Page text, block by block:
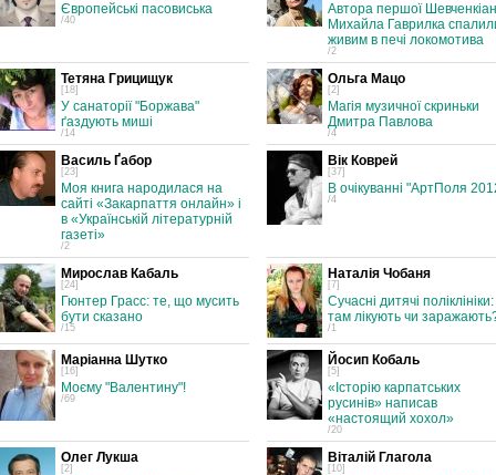
Європейські пасовиська
/40
Автора першої
Михайла Гаврилка
живим в печі локомотива
/2
Тетяна Грицищук
[18]
У санаторії "Боржава"
ґаздують миші
/14
Ольга Мацо
[2]
Магія музичної скриньки
Дмитра Павлова
/4
Василь Ґабор
[23]
Моя книга народилася на
сайті «Закарпаття онлайн» і
в «Українській літературній
газеті»
/2
Вік Коврей
[37]
В очікуванні "АртПоля
/4
Мирослав Кабаль
[24]
Гюнтер Грасс: те, що мусить
бути сказано
/15
Наталія Чобаня
[7]
Сучасні дитячі поліклініки:
там лікують чи
/1
Маріанна Шутко
[16]
Моєму "Валентину"!
/69
Йосип Кобаль
[5]
«Історію карпатських
русинів» написав
«настоящий хохол»
/20
Олег Лукша
[2]
Віталій Глагола
[10]